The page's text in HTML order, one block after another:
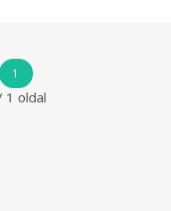
1
1 oldal